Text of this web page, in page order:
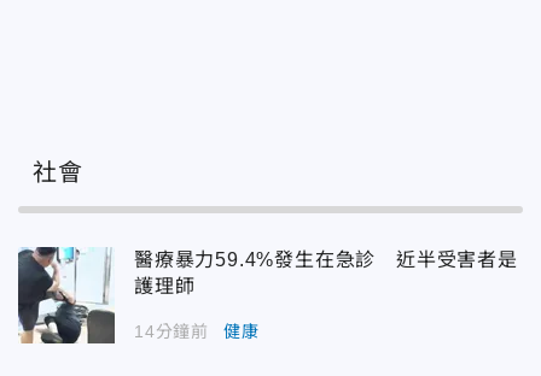
社會
醫療暴力59.4%發生在急診 近半受害者是
護理師
14分鐘前 健康